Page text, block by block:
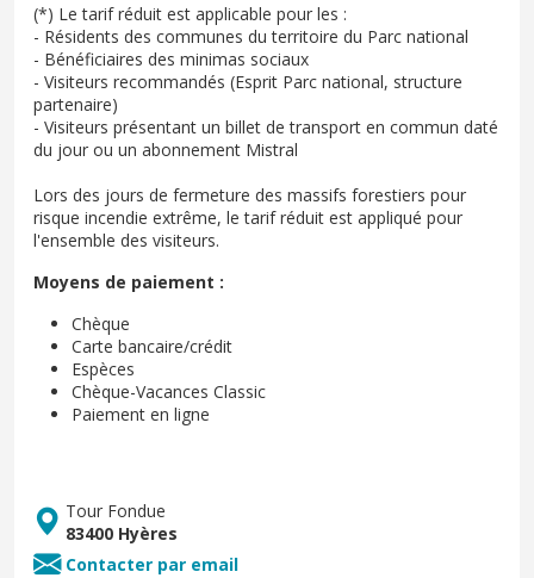
(*) Le tarif réduit est applicable pour les :
- Résidents des communes du territoire du Parc national
- Bénéficiaires des minimas sociaux
- Visiteurs recommandés (Esprit Parc national, structure
partenaire)
- Visiteurs présentant un billet de transport en commun daté
du jour ou un abonnement Mistral
Lors des jours de fermeture des massifs forestiers pour
risque incendie extrême, le tarif réduit est appliqué pour
l'ensemble des visiteurs.
Moyens de paiement :
Chèque
Carte bancaire/crédit
Espèces
Chèque-Vacances Classic
Paiement en ligne
Tour Fondue
83400 Hyères
Contacter par email